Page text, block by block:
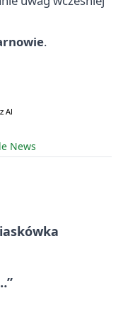
.
News